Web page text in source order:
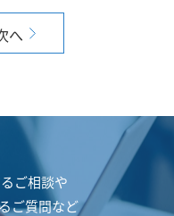
へ
ご相談や
ご質問など